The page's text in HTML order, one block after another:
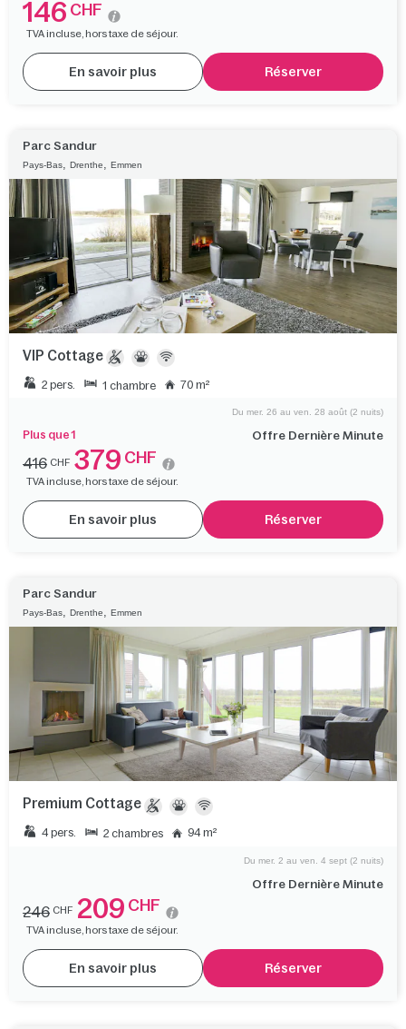
146 CHF
TVA incluse, hors taxe de séjour.
En savoir plus Réserver
Parc Sandur
Pays-Bas, Drenthe, Emmen
VIP Cottage
2 pers. 1 chambre 70 m²
Plus que 1 Offre Dernière Minute
Du mer. 26 au ven. 28 août (2 nuits)
416 CHF 379 CHF
TVA incluse, hors taxe de séjour.
En savoir plus Réserver
Parc Sandur
Pays-Bas, Drenthe, Emmen
Premium Cottage
4 pers. 2 chambres 94 m²
Offre Dernière Minute
Du mer. 2 au ven. 4 sept (2 nuits)
246 CHF 209 CHF
TVA incluse, hors taxe de séjour.
En savoir plus Réserver